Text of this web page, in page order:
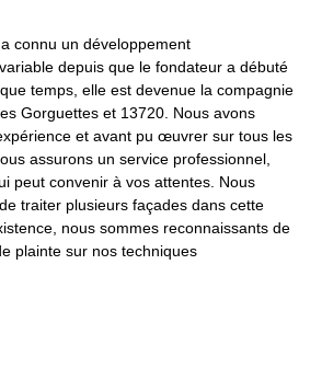
connu un développement
depuis que le fondateur a débuté
temps, elle est devenue la compagnie
Gorguettes et 13720. Nous avons
et avant pu œuvrer sur tous les
assurons un service professionnel,
peut convenir à vos attentes. Nous
traiter plusieurs façades dans cette
nous sommes reconnaissants de
plainte sur nos techniques